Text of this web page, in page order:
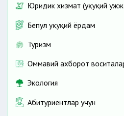
Юридик хизмат (ҳуқуқий
Бепул ҳуқуқий ёрдам
Туризм
Оммавий ахборот
Экология
Абитуриентлар учун